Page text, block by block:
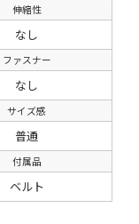
伸縮性
なし
ファスナー
なし
サイズ感
普通
付属品
ベルト